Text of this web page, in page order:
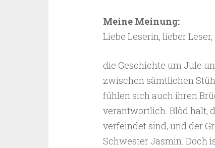
Meine Meinung:
Liebe Leserin, lieber Leser,
die Geschichte um Jule
zwischen sämtlichen
fühlen sich auch ihren
verantwortlich. Blöd halt,
verfeindet sind, und der
Schwester Jasmin. Doch